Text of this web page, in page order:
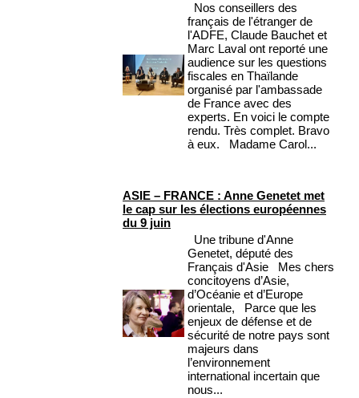
Nos conseillers des
français de l'étranger de
l'ADFE, Claude Bauchet et
Marc Laval ont reporté une
audience sur les questions
fiscales en Thaïlande
organisé par l'ambassade
de France avec des
experts. En voici le compte
rendu. Très complet. Bravo
à eux. Madame Carol...
ASIE – FRANCE : Anne Genetet met
le cap sur les élections européennes
du 9 juin
Une tribune d'Anne
Genetet, député des
Français d'Asie Mes chers
concitoyens d’Asie,
d’Océanie et d’Europe
orientale, Parce que les
enjeux de défense et de
sécurité de notre pays sont
majeurs dans
l’environnement
international incertain que
nous...